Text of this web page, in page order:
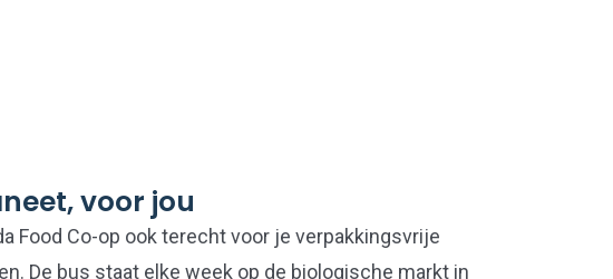
voor jou
Food Co-op ook terecht voor je verpakkingsvrije
De bus staat elke week op de biologische markt in